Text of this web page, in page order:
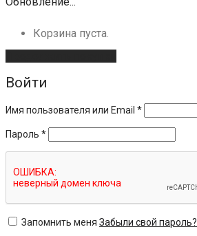
Корзина пуста.
Войти
Имя пользователя или Email *
Пароль *
Запомнить меня Забыли свой пароль?